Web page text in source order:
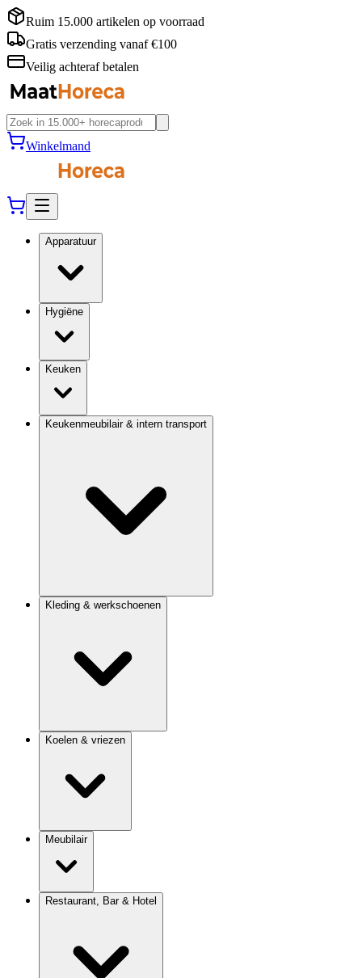
Ruim 15.000 artikelen op voorraad
Gratis verzending vanaf €100
Veilig achteraf betalen
Winkelmand
Apparatuur
Hygiëne
Keuken
Keukenmeubilair & intern transport
Kleding & werkschoenen
Koelen & vriezen
Meubilair
Restaurant, Bar & Hotel